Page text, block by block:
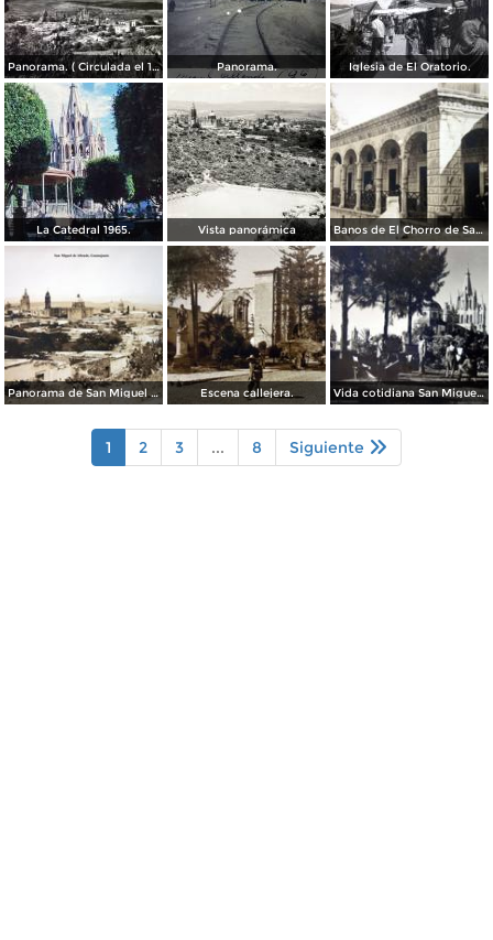
Panorama. ( Circulada el 17 de Marzo de 1952 ). Panorama. Iglesia de El Oratorio.
La Catedral 1965. Vista panorámica Banos de El Chorro de San Miguel de Allende, Guanajuato.
Panorama de San Miguel de Allende, Guanajuato . Escena callejera. Vida cotidiana San Miguel de Allende Guanajuato.
1 2 3 ... 8 Siguiente